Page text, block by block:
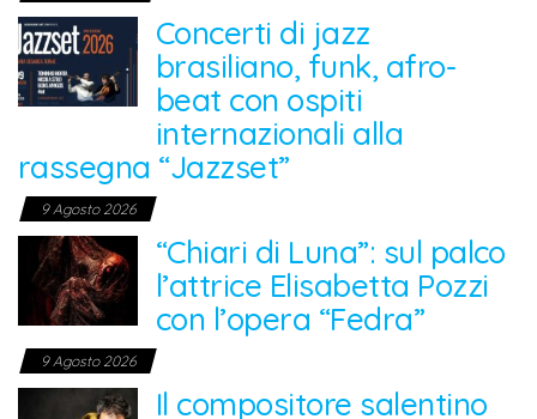
Concerti di jazz
brasiliano, funk, afro-
beat con ospiti
internazionali alla
rassegna “Jazzset”
9 Agosto 2026
“Chiari di Luna”: sul palco
l’attrice Elisabetta Pozzi
con l’opera “Fedra”
9 Agosto 2026
Il compositore salentino